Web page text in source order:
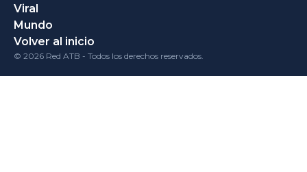
Viral
Mundo
Volver al inicio
© 2026 Red ATB - Todos los derechos reservados.